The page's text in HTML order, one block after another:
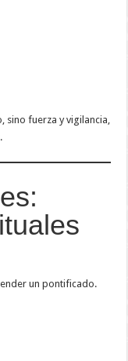
sino fuerza y vigilancia,
un pontificado.